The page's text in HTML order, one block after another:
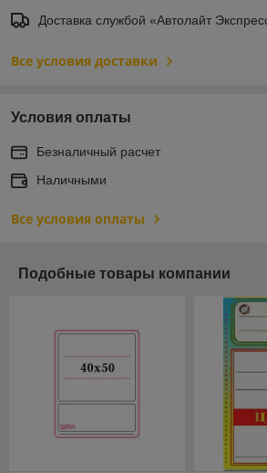
Доставка службой «Автолайт
Все условия доставки
Условия оплаты
Безналичный расчет
Наличными
Все условия оплаты
Подобные товары компании